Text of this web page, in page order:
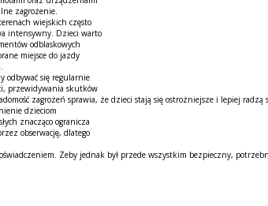
zagrożenie.
wiejskich często
intensywny. Dzieci warto
odblaskowych
miejsce do jazdy
odbywać się regularnie
przewidywania skutków
zagrożeń sprawia, że dzieci stają się ostrożniejsze i lepiej
dzieciom
znacząco ogranicza
obserwację, dlatego
Żeby jednak był przede wszystkim bezpieczny,